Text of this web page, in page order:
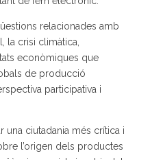
relacionades amb
la crisi climàtica,
econòmiques que
de producció
participativa i
una ciutadania més crítica i
l’origen dels productes